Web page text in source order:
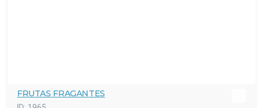
FRUTAS FRAGANTES